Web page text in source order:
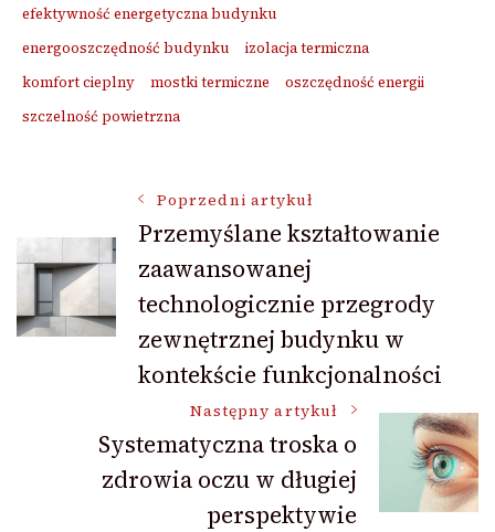
efektywność energetyczna budynku
energooszczędność budynku
izolacja termiczna
komfort cieplny
mostki termiczne
oszczędność energii
szczelność powietrzna
Nawigacja
wpisu
Poprzedni artykuł
Przemyślane kształtowanie
zaawansowanej
technologicznie przegrody
zewnętrznej budynku w
kontekście funkcjonalności
Następny artykuł
Systematyczna troska o
zdrowia oczu w długiej
perspektywie